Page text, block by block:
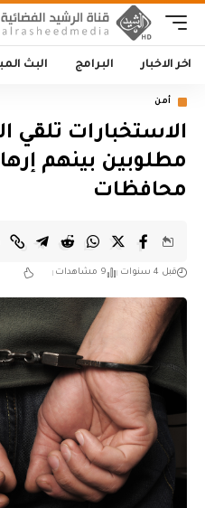
اخر الاخبار البرامج البث
أمن
مطلوبين بينهم
محافظات
قبل 4 سنوات 9 مشاهدات